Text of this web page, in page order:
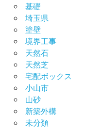
基礎
埼玉県
塗壁
境界工事
天然石
天然芝
宅配ボックス
小山市
山砂
新築外構
未分類